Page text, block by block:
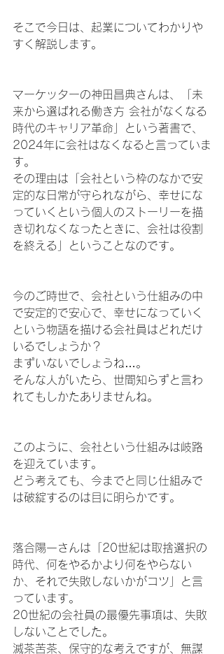
そこで今日は、起業についてわかりや
すく解説します。
マーケッターの神田昌典さんは、「未
来から選ばれる働き方 会社がなくなる
時代のキャリア革命」という著書で、
2024年に会社はなくなると言っていま
す。
その理由は「会社という枠のなかで安
定的な日常が守られながら、幸せにな
っていくという個人のストーリーを描
き切れなくなったときに、会社は役割
を終える」ということなのです。
今のご時世で、会社という仕組みの中
で安定的で安心で、幸せになっていく
という物語を描ける会社員はどれだけ
いるでしょうか？
まずいないでしょうね…。
そんな人がいたら、世間知らずと言わ
れてもしかたありませんね。
このように、会社という仕組みは岐路
を迎えています。
どう考えても、今までと同じ仕組みで
は破綻するのは目に明らかです。
落合陽一さんは「20世紀は取捨選択の
時代、何をやるかより何をやらない
か、それで失敗しないかがコツ」と言
っています。
20世紀の会社員の最優先事項は、失敗
しないことでした。
滅茶苦茶、保守的な考えですが、無謀